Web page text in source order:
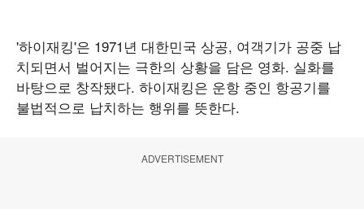
'하이재킹'은 1971년 대한민국 상공, 여객기가 공중 납
치되면서 벌어지는 극한의 상황을 담은 영화. 실화를
바탕으로 창작됐다. 하이재킹은 운항 중인 항공기를
불법적으로 납치하는 행위를 뜻한다.
ADVERTISEMENT